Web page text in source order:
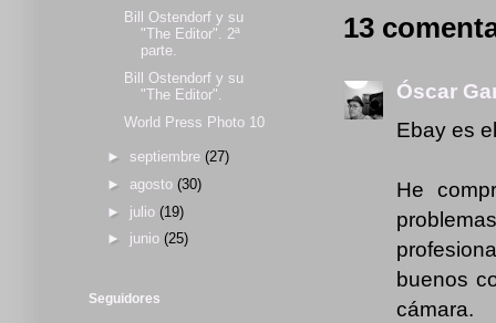
13
Óscar
Ebay es
He
buenos
cámara.
Bill Ostendorf y su
"The Editor". 2ª
parte.
Bill Ostendorf y su
"The Editor".
World Press Photo 10
► septiembre (27)
► agosto (30)
► julio (19)
► junio (25)
Seguidores